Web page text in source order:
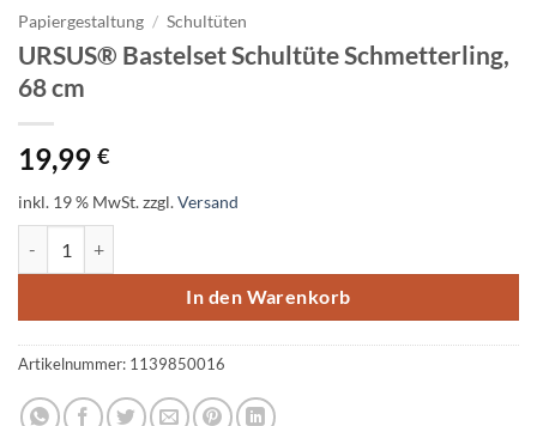
Papiergestaltung / Schultüten
URSUS® Bastelset Schultüte Schmetterling,
68 cm
19,99 €
inkl. 19 % MwSt.zzgl.Versand
In den Warenkorb
Artikelnummer: 1139850016